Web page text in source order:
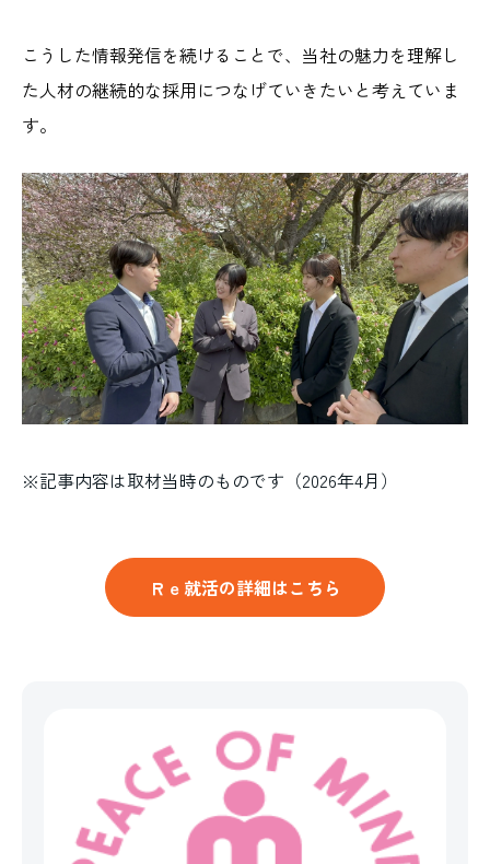
こうした情報発信を続けることで、当社の魅力を理解し
た人材の継続的な採用につなげていきたいと考えていま
す。
※記事内容は取材当時のものです（2026年4月）
Ｒｅ就活の詳細はこちら